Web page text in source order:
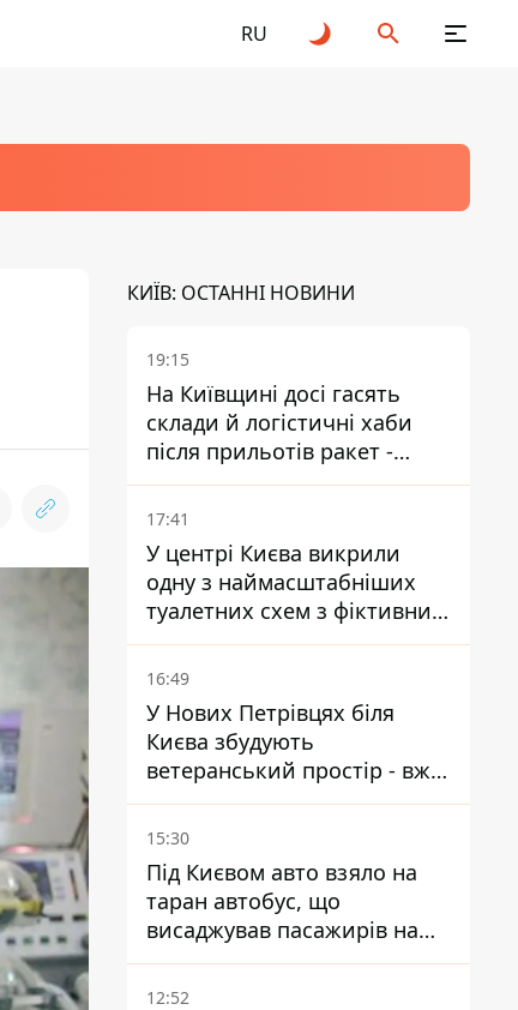
RU
КИЇВ: ОСТАННІ НОВИНИ
19:15
На Київщині досі гасять
склади й логістичні хаби
після прильотів ракет -
ДСНС
17:41
У центрі Києва викрили
одну з наймасштабніших
туалетних схем з фіктивним
будинком
16:49
У Нових Петрівцях біля
Києва збудують
ветеранський простір - вже
знайшли проєктанта
15:30
Під Києвом авто взяло на
таран автобус, що
висаджував пасажирів на
зупинці - пасажирка в
лікарні
12:52